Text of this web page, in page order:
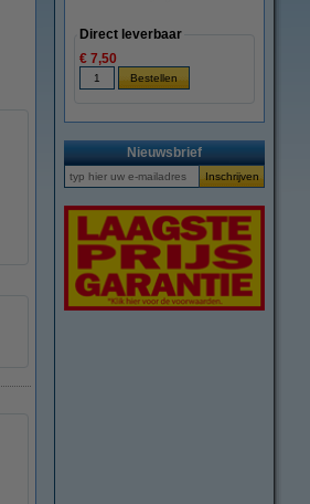
Direct leverbaar
€ 7,50
Nieuwsbrief